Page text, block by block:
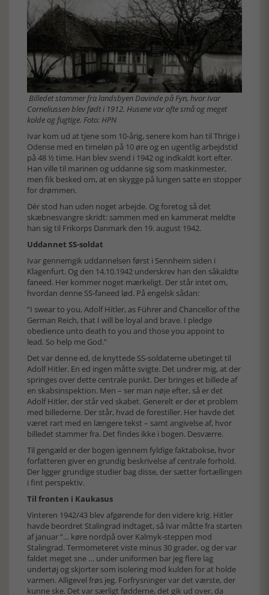
Billedet stammer fra landsbyen Davinde på Fyn, hvor Ivar
Corneliussen blev født i 1912. Husene var ofte små og meget
kolde og fugtige. Foto: HPN
Ivar kom ud at tjene som 10-årig, senere kom han til Thrige i
Odense med en timeløn på 10 øre og en ugentlig arbejdstid
på 48 ½ time. Han blev svend i 1942 og indkaldt kort efter.
Han ville til marinen og uddanne sig som maskinmester,
men fik besked om, at en skygge på lungen satte en stopper
for drømmen.
Dér stod han uden noget arbejde. Og foretog så det
skæbnesvangre skridt: sammen med en kammerat meldte
han sig til Frikorps Danmark den 19. august 1942.
Uddannet SS-soldat
Ivar gennemgik uddannelsen først i Sennheim siden i
Klagenfurt. Og den 14.10.1942 underskrev han den såkaldte
faneed. Her kommer noget mærkeligt. Der står intet om,
hvordan denne SS-faneed lød. På engelsk sådan:
”I swear to you, Adolf Hitler, as Führer and Chancellor of the
German Reich, that I will be loyal and brave. I pledge
obedience unto death to you and those you appoint to
lead. So help me God.”
Det var denne ed, de knyttede SS-soldaterne ubetinget til
Adolf Hitler. En ed ingen måtte svigte. Det undrer mig, at der
springes over dette centrale punkt. Der bringes et billede af
en skabsinspektion. Men – ser man nøje efter, så er det
Adolf Hitler, der står ved skabet. Generelt er der et problem
med billederne. Der står, hvad de forestiller. Her havde det
været rart med en længere tekst – samt angivelse af, hvor
billedet stammer fra. Det findes ikke i bogen. Desværre.
Til gengæld er der bogen igennem fyldige faktabokse, hvor
forfatteren giver en grundig beskrivelse af centrale forhold.
Der ligger grundige studier bag disse, der sætter fortællingen
i fint perspektiv.
Til fronten i Kaukasus
Vinteren 1942/43 blev afgørende for den videre krig. Hitler
havde beordret Stalingrad indtaget, så Ivar måtte fra starten
af januar ”… køre nordpå over Kalmyk-steppen mod
Stalingrad. Termometeret viste minus 30 grader, og der var
faldet meget sne … under uniformen bar jeg flere lag
undertøj og skjorter som isolering mod kulden for at holde
varmen. Alligevel frøs jeg. Forfrysninger var det værste, der
kunne ske. Det var særligt fødderne, det gik ud over, da